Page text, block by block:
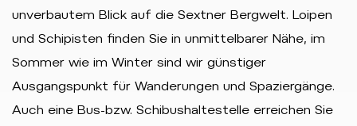
unverbautem Blick auf die Sextner Bergwelt. Loipen
und Schipisten finden Sie in unmittelbarer Nähe, im
Sommer wie im Winter sind wir günstiger
Ausgangspunkt für Wanderungen und Spaziergänge.
Auch eine Bus-bzw. Schibushaltestelle erreichen Sie